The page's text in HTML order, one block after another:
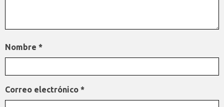
Nombre *
Correo electrónico *